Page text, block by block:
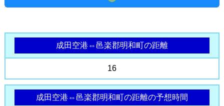
オプショ
成田空港⇔邑楽郡明和町の距離
16
成田空港⇔邑楽郡明和町の距離の予想時間